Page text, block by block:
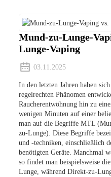
Mund-zu-Lunge-
Lunge-Vaping
03.11.2025
In den letzten Jahren haben
regelrechten Phänomen
Raucherentwöhnung hin zu
wenigen Minuten auf einer
man auf die Begriffe MTL
zu-Lunge). Diese Begriffe
und -techniken, einschließlich
benötigten Geräte. Manchmal
so findet man beispielsweise
Lunge, während Direkt-zu-